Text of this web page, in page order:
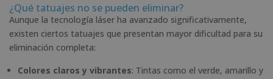
¿Qué tatuajes no se pueden eliminar?
Aunque la tecnología láser ha avanzado significativamente,
existen ciertos tatuajes que presentan mayor dificultad para su
eliminación completa:
Colores claros y vibrantes: Tintas como el verde, amarillo y